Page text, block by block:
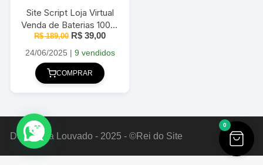
Site Script Loja Virtual
Venda de Baterias 100%
responsivo em PHP
R$189,00 O
original
era:
R$ 189,00.
R$ 39,00O
atual
24/06/2025 | 9 vendidos
COMPRAR
Deus Seja Louvado - 2025 - ©Rei do Site
0